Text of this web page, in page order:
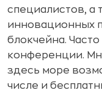
специалистов, а
инновационных
блокчейна.
конференции.
здесь море
числе и